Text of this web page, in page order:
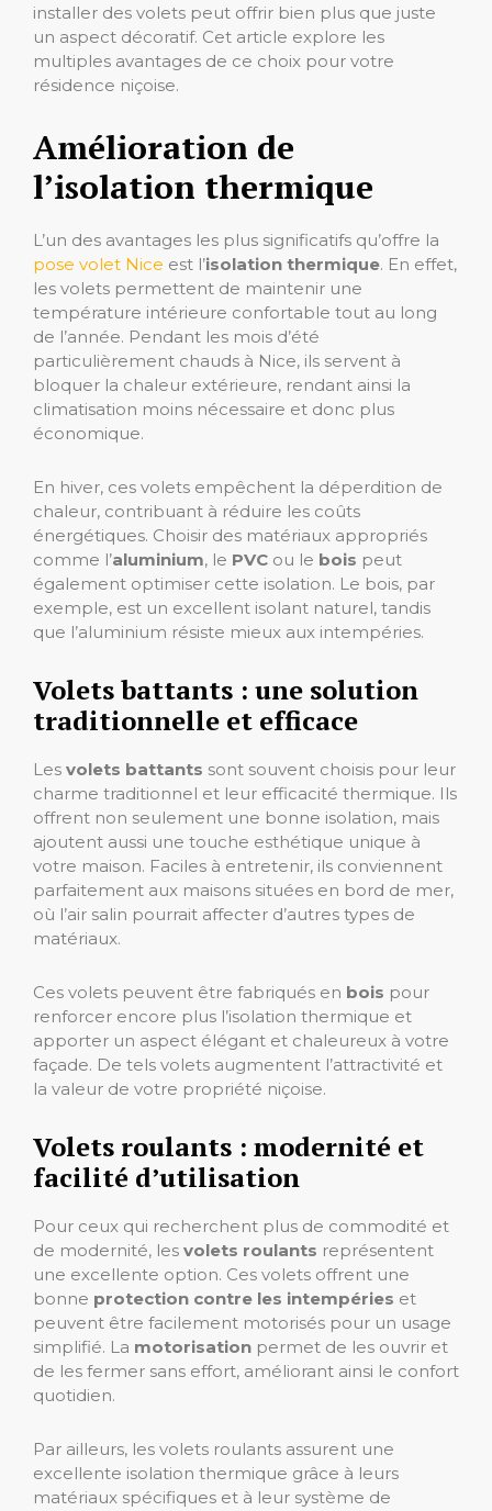
installer des volets peut offrir bien plus que juste
un aspect décoratif. Cet article explore les
multiples avantages de ce choix pour votre
résidence niçoise.
Amélioration de
l’isolation thermique
L’un des avantages les plus significatifs qu’offre la
pose volet Nice est l’isolation thermique. En effet,
les volets permettent de maintenir une
température intérieure confortable tout au long
de l’année. Pendant les mois d’été
particulièrement chauds à Nice, ils servent à
bloquer la chaleur extérieure, rendant ainsi la
climatisation moins nécessaire et donc plus
économique.
En hiver, ces volets empêchent la déperdition de
chaleur, contribuant à réduire les coûts
énergétiques. Choisir des matériaux appropriés
comme l’aluminium, le PVC ou le bois peut
également optimiser cette isolation. Le bois, par
exemple, est un excellent isolant naturel, tandis
que l’aluminium résiste mieux aux intempéries.
Volets battants : une solution
traditionnelle et efficace
Les volets battants sont souvent choisis pour leur
charme traditionnel et leur efficacité thermique. Ils
offrent non seulement une bonne isolation, mais
ajoutent aussi une touche esthétique unique à
votre maison. Faciles à entretenir, ils conviennent
parfaitement aux maisons situées en bord de mer,
où l’air salin pourrait affecter d’autres types de
matériaux.
Ces volets peuvent être fabriqués en bois pour
renforcer encore plus l’isolation thermique et
apporter un aspect élégant et chaleureux à votre
façade. De tels volets augmentent l’attractivité et
la valeur de votre propriété niçoise.
Volets roulants : modernité et
facilité d’utilisation
Pour ceux qui recherchent plus de commodité et
de modernité, les volets roulants représentent
une excellente option. Ces volets offrent une
bonne protection contre les intempéries et
peuvent être facilement motorisés pour un usage
simplifié. La motorisation permet de les ouvrir et
de les fermer sans effort, améliorant ainsi le confort
quotidien.
Par ailleurs, les volets roulants assurent une
excellente isolation thermique grâce à leurs
matériaux spécifiques et à leur système de